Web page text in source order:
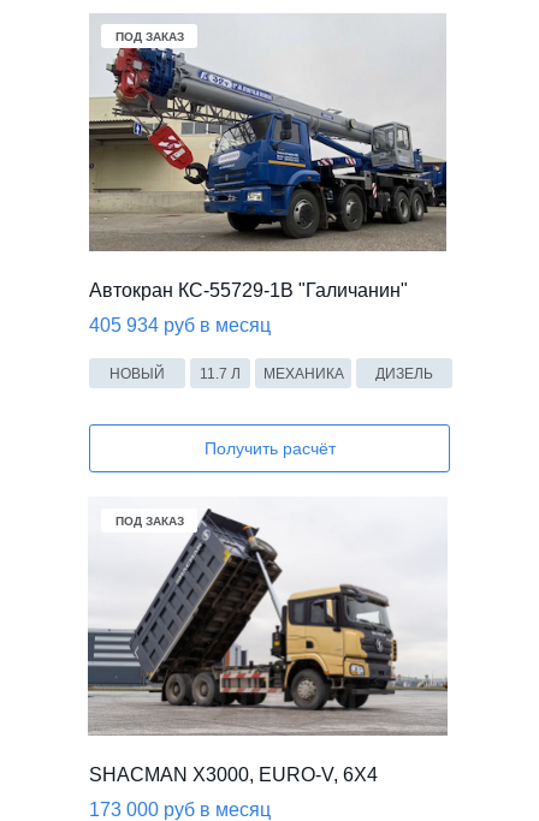
Автокран КС-55729-1В "Галичанин"
405 934 руб в месяц
11.7 Л МЕХАНИКА ДИЗЕЛЬ
НОВЫЙ
Получить расчёт
ПОД ЗАКАЗ
SHACMAN X3000, EURO-V, 6X4
173 000 руб в месяц
В НАЛИЧИИ
ПОД ЗАКАЗ
ПОД ЗАКАЗ